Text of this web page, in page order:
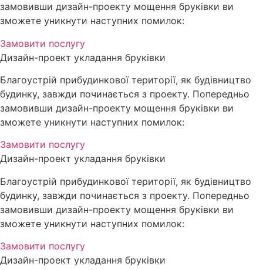
замовивши дизайн-проекту мощення бруківки ви
зможете уникнути наступних помилок:
Замовити послугу
Дизайн-проект укладання бруківки
Благоустрій прибудинкової території, як будівництво
будинку, завжди починається з проекту. Попередньо
замовивши дизайн-проекту мощення бруківки ви
зможете уникнути наступних помилок:
Замовити послугу
Дизайн-проект укладання бруківки
Благоустрій прибудинкової території, як будівництво
будинку, завжди починається з проекту. Попередньо
замовивши дизайн-проекту мощення бруківки ви
зможете уникнути наступних помилок:
Замовити послугу
Дизайн-проект укладання бруківки